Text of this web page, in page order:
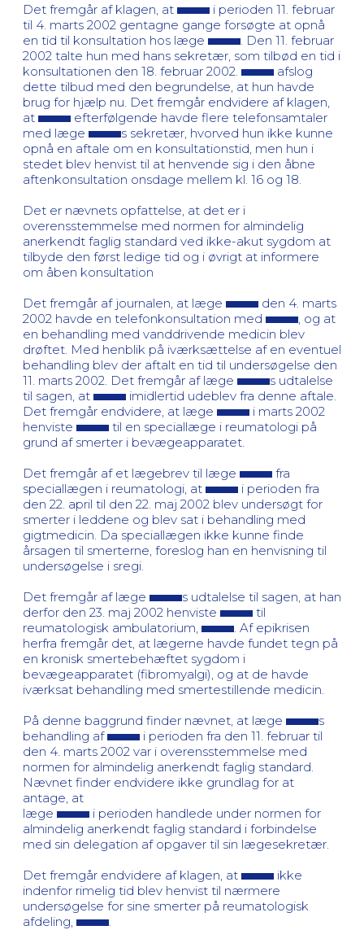
Det fremgår af klagen, at
i perioden 11. februar
til 4. marts 2002 gentagne gange forsøgte at opnå
en tid til konsultation hos læge
. Den 11. februar
2002 talte hun med hans sekretær, som tilbød en tid i
konsultationen den 18. februar 2002.
afslog
dette tilbud med den begrundelse, at hun havde
brug for hjælp nu. Det fremgår endvidere af klagen,
at
efterfølgende havde flere telefonsamtaler
med læge
s sekretær, hvorved hun ikke kunne
opnå en aftale om en konsultationstid, men hun i
stedet blev henvist til at henvende sig i den åbne
aftenkonsultation onsdage mellem kl. 16 og 18.
Det er nævnets opfattelse, at det er i
overensstemmelse med normen for almindelig
anerkendt faglig standard ved ikke-akut sygdom at
tilbyde den først ledige tid og i øvrigt at informere
om åben konsultation
Det fremgår af journalen, at læge
den 4. marts
2002 havde en telefonkonsultation med
, og at
en behandling med vanddrivende medicin blev
drøftet. Med henblik på iværksættelse af en eventuel
behandling blev der aftalt en tid til undersøgelse den
11. marts 2002. Det fremgår af læge
s udtalelse
til sagen, at
imidlertid udeblev fra denne aftale.
Det fremgår endvidere, at læge
i marts 2002
henviste
til en speciallæge i reumatologi på
grund af smerter i bevægeapparatet.
Det fremgår af et lægebrev til læge
fra
speciallægen i reumatologi, at
i perioden fra
den 22. april til den 22. maj 2002 blev undersøgt for
smerter i leddene og blev sat i behandling med
gigtmedicin. Da speciallægen ikke kunne finde
årsagen til smerterne, foreslog han en henvisning til
undersøgelse i sregi.
Det fremgår af læge
s udtalelse til sagen, at han
derfor den 23. maj 2002 henviste
til
reumatologisk ambulatorium,
. Af epikrisen
herfra fremgår det, at lægerne havde fundet tegn på
en kronisk smertebehæftet sygdom i
bevægeapparatet (fibromyalgi), og at de havde
iværksat behandling med smertestillende medicin.
På denne baggrund finder nævnet, at læge
s
behandling af
i perioden fra den 11. februar til
den 4. marts 2002 var i overensstemmelse med
normen for almindelig anerkendt faglig standard.
Nævnet finder endvidere ikke grundlag for at
antage, at
læge
i perioden handlede under normen for
almindelig anerkendt faglig standard i forbindelse
med sin delegation af opgaver til sin lægesekretær.
Det fremgår endvidere af klagen, at
ikke
indenfor rimelig tid blev henvist til nærmere
undersøgelse for sine smerter på reumatologisk
afdeling,